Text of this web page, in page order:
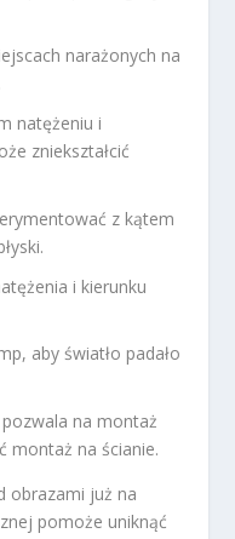
narażonych na
natężeniu i
zniekształcić
z kątem
i kierunku
aby światło padało
na montaż
montaż na ścianie.
obrazami już na
pomoże uniknąć